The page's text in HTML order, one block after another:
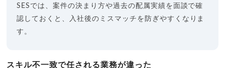
SESでは、案件の決まり方や過去の配属実績を面談で確
認しておくと、入社後のミスマッチを防ぎやすくなりま
す。
スキル不一致で任される業務が違った